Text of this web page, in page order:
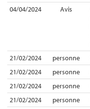
04/04/2024
Avis
21/02/2024
personne
21/02/2024
personne
21/02/2024
personne
21/02/2024
personne